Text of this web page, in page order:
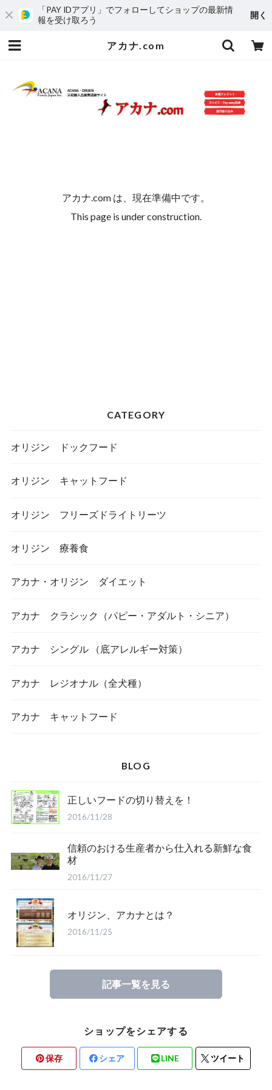
「PAY IDアプリ」でフォローしてショップの最新情
報を受け取ろう
開く
アカナ.com
アカナ.com は、現在準備中です。
This page is under construction.
CATEGORY
オリジン ドックフード
オリジン キャットフード
オリジン フリーズドライトリーツ
オリジン 療養食
アカナ・オリジン ダイエット
アカナ クラシック（パピー・アダルト・シニア）
アカナ シングル （底アレルギー対策）
アカナ レジオナル（全犬種）
アカナ キャットフード
BLOG
正しいフードの切り替えを！
2016/11/28
信頼のおける生産者から仕入れる新鮮な食
材
2016/11/27
オリジン、アカナとは？
2016/11/25
記事一覧を見る
ショップをシェアする
保存 シェア LINE ツイート